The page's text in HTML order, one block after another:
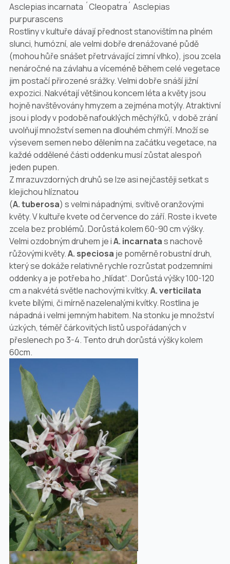
Asclepias incarnata ´Cleopatra´ Asclepias
purpurascens
Rostliny v kultuře dávají přednost stanovištím na plném
slunci, humózní, ale velmi dobře drenážované půdě
(mohou hůře snášet přetrvávající zimní vlhko), jsou zcela
nenáročné na závlahu a víceméně během celé vegetace
jim postačí přirozené srážky. Velmi dobře snáší jižní
expozici. Nakvétají většinou koncem léta a květy jsou
hojně navštěvovány hmyzem a zejména motýly. Atraktivní
jsou i plody v podobě nafouklých měchýřků, v době zrání
uvolňují množství semen na dlouhém chmýří. Množí se
výsevem semen nebo dělením na začátku vegetace, na
každé oddělené části oddenku musí zůstat alespoň
jeden pupen.
Z mrazuvzdorných druhů se lze asi nejčastěji setkat s
klejichou hlíznatou
(A. tuberosa) s velmi nápadnými, svítivě oranžovými
květy. V kultuře kvete od července do září. Roste i kvete
zcela bez problémů. Dorůstá kolem 60-90 cmvýšky.
Velmi ozdobným druhem je iA. incarnatas nachově
růžovými květy.A. speciosa je poměrně robustní druh,
který se dokáže relativně rychle rozrůstat podzemními
oddenky a je potřeba ho „hlídat“. Dorůstá výšky 100-120
cma nakvétá světle nachovými kvítky.A. verticilata
kvete bílými, či mírně nazelenalými kvítky. Rostlina je
nápadná i velmi jemným habitem. Na stonku je množství
úzkých, téměř čárkovitých listů uspořádaných v
přeslenech po 3-4. Tento druh dorůstá výšky kolem
60cm.